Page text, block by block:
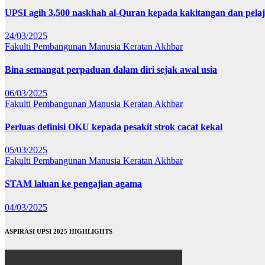
UPSI agih 3,500 naskhah al-Quran kepada kakitangan dan
24/03/2025
Fakulti Pembangunan Manusia Keratan Akhbar
Bina semangat perpaduan dalam diri sejak awal usia
06/03/2025
Fakulti Pembangunan Manusia Keratan Akhbar
Perluas definisi OKU kepada pesakit strok cacat kekal
05/03/2025
Fakulti Pembangunan Manusia Keratan Akhbar
STAM laluan ke pengajian agama
04/03/2025
ASPIRASI UPSI 2025 HIGHLIGHTS